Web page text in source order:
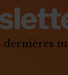
dernières